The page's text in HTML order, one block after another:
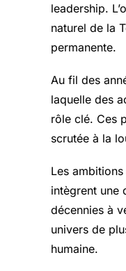
leadership.
naturel de la
permanente.
Au fil des
laquelle des
rôle clé. Ces
scrutée à la
Les
intègrent une
décennies à
univers de
humaine.